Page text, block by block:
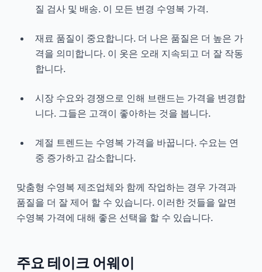
질 검사 및 배송. 이 모든 변경 수영복 가격.
재료 품질이 중요합니다. 더 나은 품질은 더 높은 가
격을 의미합니다. 이 옷은 오래 지속되고 더 잘 작동
합니다.
시장 수요와 경쟁으로 인해 브랜드는 가격을 변경합
니다. 그들은 고객이 좋아하는 것을 봅니다.
계절 트렌드는 수영복 가격을 바꿉니다. 수요는 연
중 증가하고 감소합니다.
맞춤형 수영복 제조업체와 함께 작업하는 경우 가격과
품질을 더 잘 제어 할 수 있습니다. 이러한 것들을 알면
수영복 가격에 대해 좋은 선택을 할 수 있습니다.
주요 테이크 어웨이